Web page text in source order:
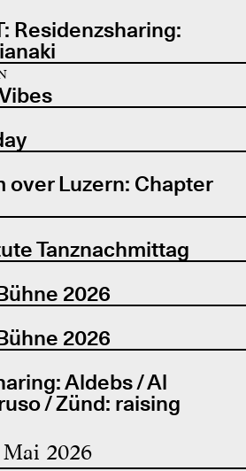
Residenzsharing:
over Luzern: Chapter
Tanznachmittag
2026
2026
Aldebs / Al
/ Zünd: raising
Mai 2026